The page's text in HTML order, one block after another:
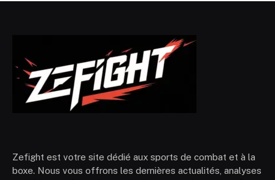
Zefight est votre site dédié aux sports de combat et à la
boxe. Nous vous offrons les dernières actualités, analyses